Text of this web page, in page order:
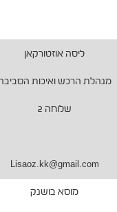
ליסה אוזטורקאן
מנהלת הרכש ואיכות הסביבה
שלוחה 2
Lisaoz.kk@gmail.com
מוסא בושנק